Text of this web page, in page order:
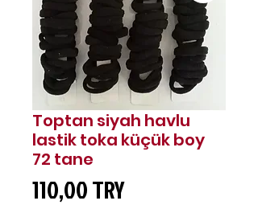
Toptan siyah havlu
lastik toka küçük boy
72 tane
110,00 TRYPreis